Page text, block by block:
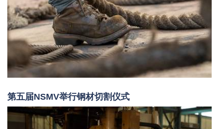
第五届NSMV举行钢材切割仪式